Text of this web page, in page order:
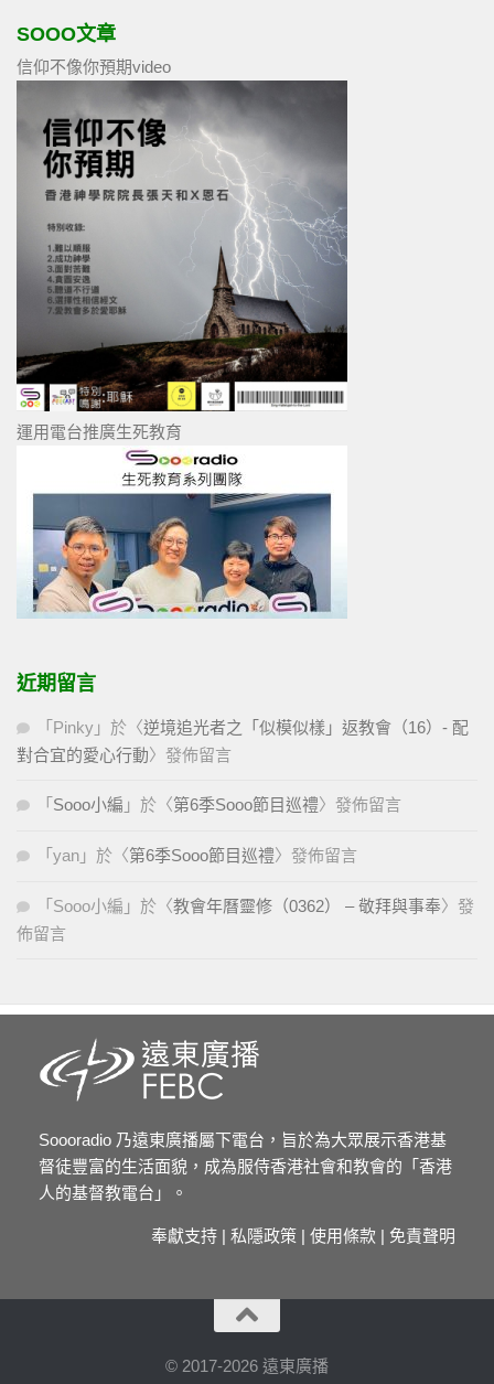
SOOO文章
信仰不像你預期video
運用電台推廣生死教育
近期留言
「 Pinky 」於〈逆境追光者之「似模似樣」返教會（16）- 配
對合宜的愛心行動〉發佈留言
「 Sooo小編 」於〈第6季Sooo節目巡禮〉發佈留言
「 yan 」於〈第6季Sooo節目巡禮〉發佈留言
「 Sooo小編 」於〈教會年曆靈修（0362） – 敬拜與事奉〉發
佈留言
Soooradio 乃遠東廣播屬下電台，旨於為大眾展示香港基
督徒豐富的生活面貌，成為服侍香港社會和教會的「香港
人的基督教電台」。
奉獻支持 | 私隱政策 | 使用條款 | 免責聲明
© 2017-2026 遠東廣播